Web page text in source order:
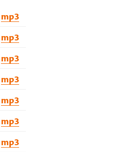
mp3
mp3
mp3
mp3
mp3
mp3
mp3